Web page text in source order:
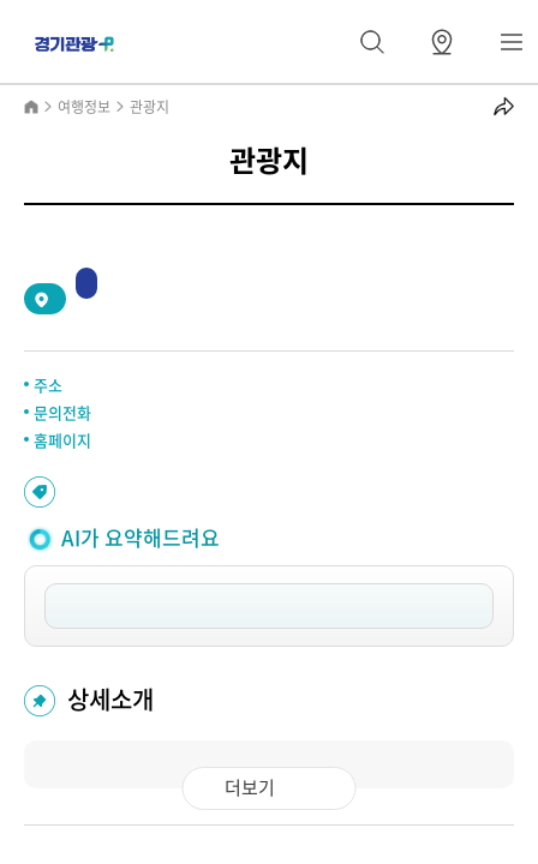
여행정보 관광지
관광지
주소
문의전화
홈페이지
AI가 요약해드려요
상세소개
더보기